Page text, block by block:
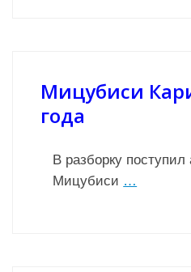
Мицубиси
года
В разборку
Мицубиси …